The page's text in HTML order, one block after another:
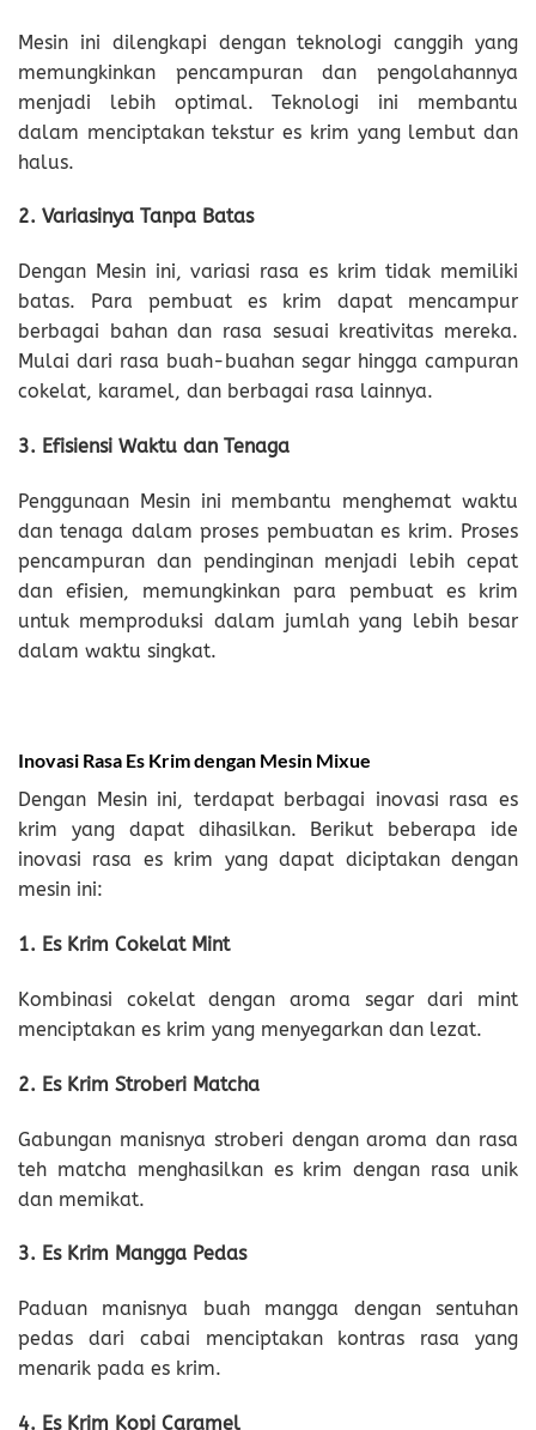
Mesin ini dilengkapi dengan teknologi canggih yang
memungkinkan pencampuran dan pengolahannya
menjadi lebih optimal. Teknologi ini membantu
dalam menciptakan tekstur es krim yang lembut dan
halus.
2. Variasinya Tanpa Batas
Dengan Mesin ini, variasi rasa es krim tidak memiliki
batas. Para pembuat es krim dapat mencampur
berbagai bahan dan rasa sesuai kreativitas mereka.
Mulai dari rasa buah-buahan segar hingga campuran
cokelat, karamel, dan berbagai rasa lainnya.
3. Efisiensi Waktu dan Tenaga
Penggunaan Mesin ini membantu menghemat waktu
dan tenaga dalam proses pembuatan es krim. Proses
pencampuran dan pendinginan menjadi lebih cepat
dan efisien, memungkinkan para pembuat es krim
untuk memproduksi dalam jumlah yang lebih besar
dalam waktu singkat.
Inovasi Rasa Es Krim dengan Mesin Mixue
Dengan Mesin ini, terdapat berbagai inovasi rasa es
krim yang dapat dihasilkan. Berikut beberapa ide
inovasi rasa es krim yang dapat diciptakan dengan
mesin ini:
1. Es Krim Cokelat Mint
Kombinasi cokelat dengan aroma segar dari mint
menciptakan es krim yang menyegarkan dan lezat.
2. Es Krim Stroberi Matcha
Gabungan manisnya stroberi dengan aroma dan rasa
teh matcha menghasilkan es krim dengan rasa unik
dan memikat.
3. Es Krim Mangga Pedas
Paduan manisnya buah mangga dengan sentuhan
pedas dari cabai menciptakan kontras rasa yang
menarik pada es krim.
4. Es Krim Kopi Caramel